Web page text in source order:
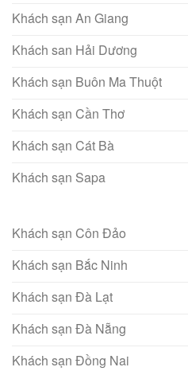
Khách sạn An Giang
Khách san Hải Dương
Khách sạn Buôn Ma Thuột
Khách sạn Cần Thơ
Khách sạn Cát Bà
Khách sạn Sapa
Khách sạn Côn Đảo
Khách sạn Bắc Ninh
Khách sạn Đà Lạt
Khách sạn Đà Nẵng
Khách sạn Đồng Nai